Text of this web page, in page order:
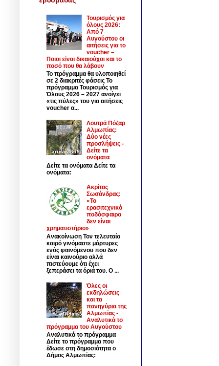
Τουρισμός για
όλους 2026:
Από 7
Αυγούστου οι
αιτήσεις για το
voucher –
Ποιοι είναι δικαιούχοι και το
ποσό που θα λάβουν
Το πρόγραμμα θα υλοποιηθεί
σε 2 διακριτές φάσεις Το
πρόγραμμα Τουρισμός για
Όλους 2026 – 2027 ανοίγει
«τις πύλες» του για αιτήσεις
voucher α...
Λουτρά Πόζαρ
Αλμωπίας:
Δύο νέες
προσλήψεις -
Δείτε τα
ονόματα
Δείτε τα ονόματα Δείτε τα
ονόματα:
Ακρίτας
Σωσάνδρας:
«Το
ερασιτεχνικό
ποδόσφαιρο
δεν είναι
χρηματιστήριο»
Ανακοίνωση Τον τελευταίο
καιρό γινόμαστε μάρτυρες
ενός φαινόμενου που δεν
είναι καινούριο αλλά
πιστεύουμε ότι έχει
ξεπεράσει τα όριά του. Ο ...
Όλες οι
εκδηλώσεις
και τα
πανηγύρια της
Αλμωπίας -
Αναλυτικά το
πρόγραμμα του Αυγούστου
Αναλυτικά το πρόγραμμα
Δείτε το πρόγραμμα που
έδωσε στη δημοσιότητα ο
Δήμος Αλμωπίας: